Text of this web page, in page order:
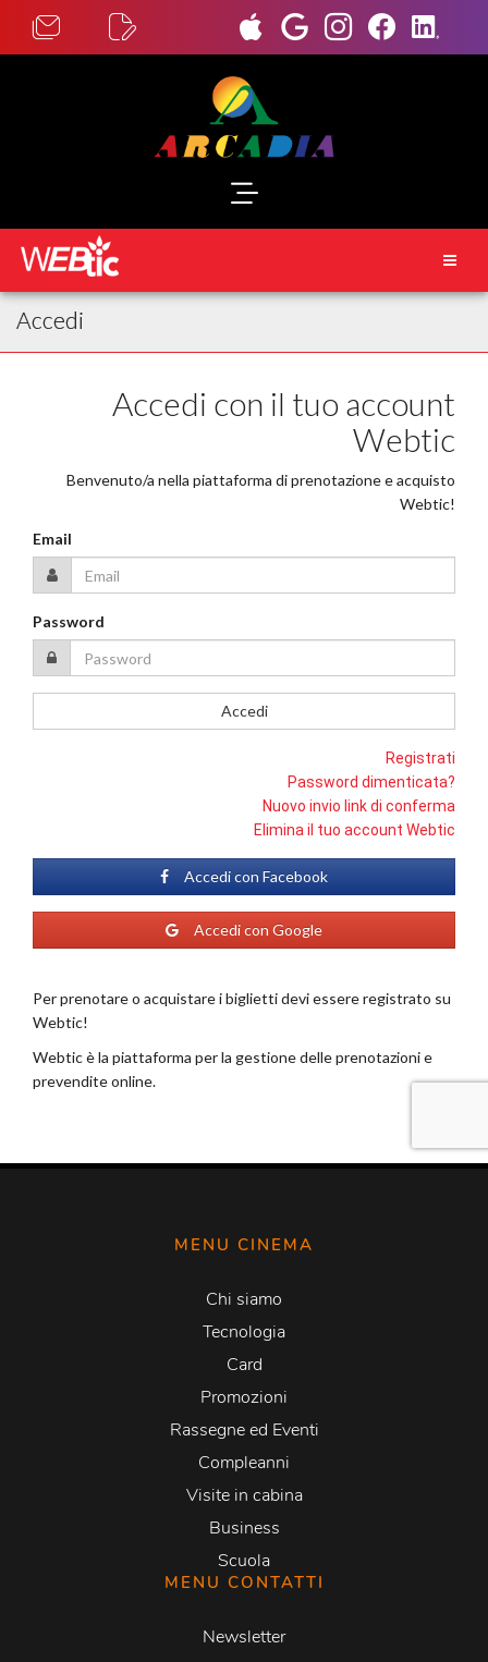
MENU CINEMA
Chi siamo
Tecnologia
Card
Promozioni
Rassegne ed Eventi
Compleanni
Visite in cabina
Business
Scuola
MENU CONTATTI
Newsletter